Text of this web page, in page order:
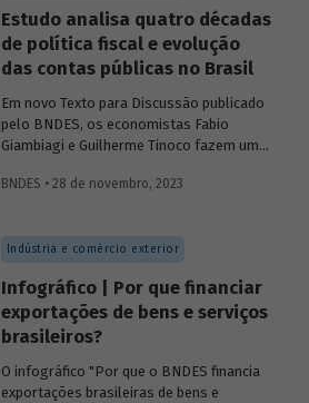
Estudo analisa quatro décadas
de política fiscal e evolução
das contas públicas no Brasil
Em novo Texto para Discussão publicado
pelo BNDES, os economistas Fabio
Giambiagi e Guilherme Tinoco fazem uma
públicas e da política fiscal brasileira nas
fiscal no período, concluindo que a
esfera pública, o que na visão dos autores
contribui para a sustentabilidade futura
das contas do país.
BNDES • 28 de novembro, 2023
Indústria e comércio exterior
Infográfico | Por que financiar
exportações de bens e serviços
brasileiros?
O infográfico "Por que o BNDES financia
exportações brasileiras de bens e